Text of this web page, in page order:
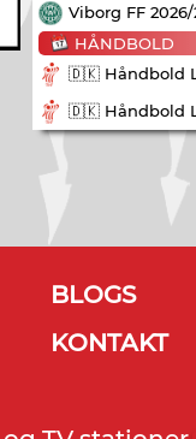
Viborg FF
HÅNDBOLD
🇩🇰 Håndbold
🇩🇰 Håndbold
BLOGS
KONTAKT